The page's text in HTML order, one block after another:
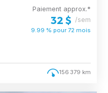
Paiement approx.*
32 $ /sem
9.99 % pour72 mois
156 379 km